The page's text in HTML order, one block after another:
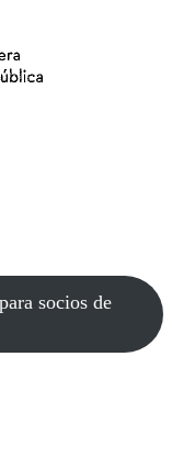
socios de